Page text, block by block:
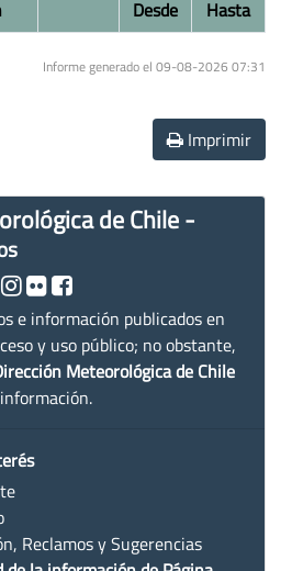
Desde
Hasta
Informe generado el 09-08-2026 07:31
Imprimir
de Chile -
e información publicados en
y uso público; no obstante,
Meteorológica de Chile
Reclamos y Sugerencias